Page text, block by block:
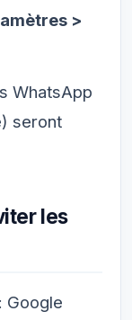
>
WhatsApp
seront
les
Google